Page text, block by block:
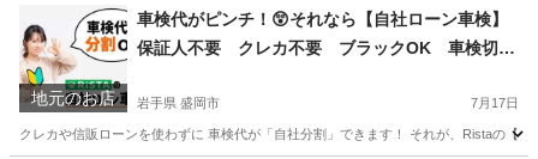
仙台市 ホンダ 月々
地元のお店
車検代がピンチ！😲それなら【自社ローン車検】
保証人不要 クレカ不要 ブラックOK 車検切れ
岩手県 盛岡市 7月17日
クレカや信販ローンを使わずに 車検代が「自社分割」できます！ それが、Ristaの【